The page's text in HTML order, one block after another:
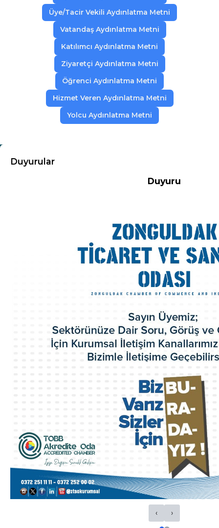
Üye/Tacir Vekili Aydınlatma Metni
Vatandaş Aydınlatma Metni
Katılımcı Aydınlatma Metni
Ziyaretçi Aydınlatma Metni
Öğrenci Aydınlatma Metni
Hizmet Veren Aydınlatma Metni
Yolcu Aydınlatma Metni
Duyurular
Duyuru
‹ ›
Yönetim Kurulu
Meclis Üyeleri
Komisyon ve Kurallar
Organizasyon Şeması
Odamız Personeli
Mevzuat
İl Kadın Girişimci Kurulu
Üyelik ve İştirakler
Eski Yönetim Kurulu Başkanlarımız
ZTSO Etik Kuralları
Faaliyet Raporları
ZTSO Dış Ticaret Destek Ofisi
ZTSO İş Planı
HİZMETLERİMİZ
Ticaret Sicil İşlemleri
Kapasite Raporları
Sigortacılık Levha Kaydı
Faaliyet Belgesi
Mersis
Yerli Malı Belgesi